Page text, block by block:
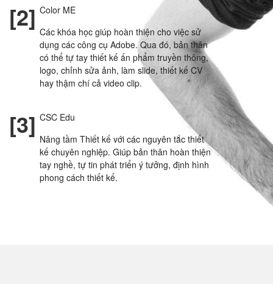
[2] Color ME
Các khóa học giúp hoàn thiện cho việc sử
dụng các công cụ Adobe. Qua đó, bản thân
có thể tự tay thiết kế ấn phẩm truyền thông,
logo, chỉnh sửa ảnh, làm slide, thiết kế CV
hay thậm chí cả video clip.
[3] CSC Edu
Nâng tầm Thiết kế với các nguyên tắc thiết
kế chuyên nghiệp. Giúp bản thân hoàn thiện
tay nghề, tự tin phát triển ý tưởng, định hình
phong cách thiết kế.